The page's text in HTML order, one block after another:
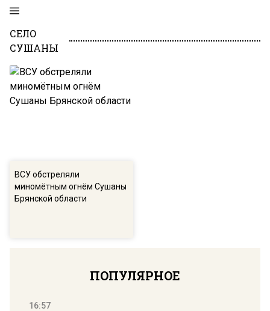
СЕЛО
СУШАНЫ
ВСУ обстреляли
миномётным огнём Сушаны
Брянской области
ПОПУЛЯРНОЕ
16:57